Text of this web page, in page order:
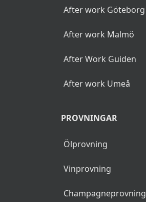
After work Göteborg
After work Malmö
After Work Guiden
After work Umeå
PROVNINGAR
Ölprovning
Vinprovning
Champagneprovning